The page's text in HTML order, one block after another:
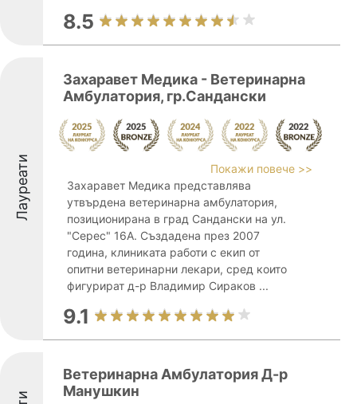
8.5
Лауреати
Захаравет Медика - Ветеринарна
Амбулатория, гр.Сандански
Покажи повече >>
Захаравет Медика представлява
утвърдена ветеринарна амбулатория,
позиционирана в град Сандански на ул.
"Серес" 16А. Създадена през 2007
година, клиниката работи с екип от
опитни ветеринарни лекари, сред които
фигурират д-р Владимир Сираков ...
9.1
Ветеринарна Амбулатория Д-р
Манушкин